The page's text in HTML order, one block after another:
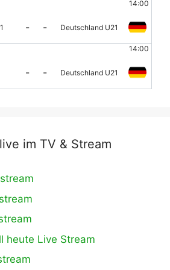
14:00
- - Deutschland U21
14:00
- - Deutschland U21
im TV & Stream
heute Live Stream